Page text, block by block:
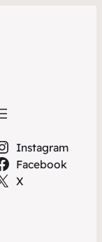
Instagram
Facebook
X